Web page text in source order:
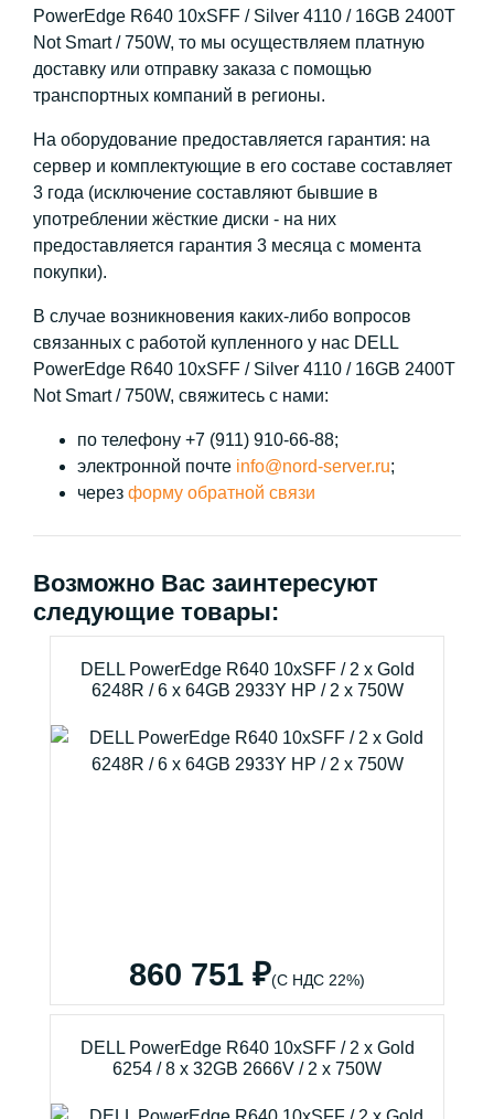
PowerEdge R640 10xSFF / Silver 4110 / 16GB 2400T
Not Smart / 750W, то мы осуществляем платную
доставку или отправку заказа с помощью
транспортных компаний в регионы.
На оборудование предоставляется гарантия: на
сервер и комплектующие в его составе составляет
3 года (исключение составляют бывшие в
употреблении жёсткие диски - на них
предоставляется гарантия 3 месяца с момента
покупки).
В случае возникновения каких-либо вопросов
связанных с работой купленного у нас DELL
PowerEdge R640 10xSFF / Silver 4110 / 16GB 2400T
Not Smart / 750W, свяжитесь с нами:
по телефону +7 (911) 910-66-88;
электронной почте info@nord-server.ru;
через форму обратной связи
Возможно Вас заинтересуют
следующие товары:
DELL PowerEdge R640 10xSFF / 2 x Gold
6248R / 6 x 64GB 2933Y HP / 2 x 750W
860 751 ₽(С НДС 22%)
DELL PowerEdge R640 10xSFF / 2 x Gold
6254 / 8 x 32GB 2666V / 2 x 750W